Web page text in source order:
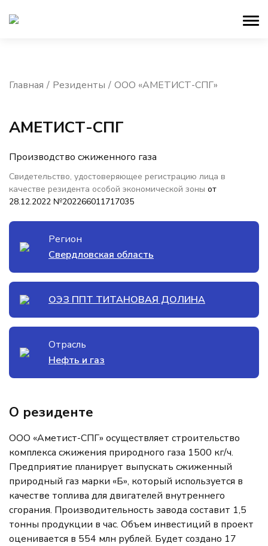
Главная Резиденты ООО «АМЕТИСТ-СПГ»
АМЕТИСТ-СПГ
Производство сжиженного газа
Свидетельство, удостоверяющее регистрацию лица в
качестве резидента особой экономической зоны от
28.12.2022 №202266011717035
Регион
Свердловская область
ОЭЗ ППТ ТИТАНОВАЯ ДОЛИНА
Отрасль
Нефть и газ
О резиденте
ООО «Аметист-СПГ» осуществляет строительство
комплекса сжижения природного газа 1500 кг/ч.
Предприятие планирует выпускать сжиженный
природный газ марки «Б», который используется в
качестве топлива для двигателей внутреннего
сгорания. Производительность завода составит 1,5
тонны продукции в час. Объем инвестиций в проект
оценивается в 554 млн рублей. Будет создано 17